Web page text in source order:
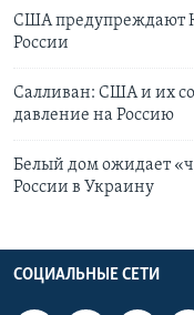
США предупреждают
России
Салливан: США и их
давление на Россию
Белый дом ожидает
России в Украину
СОЦИАЛЬНЫЕ СЕТИ